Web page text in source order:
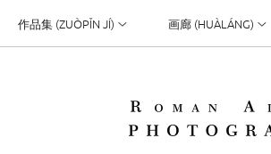
作品集 (ZUÒPǏN JÍ) 画廊 (HUÀLÁNG)